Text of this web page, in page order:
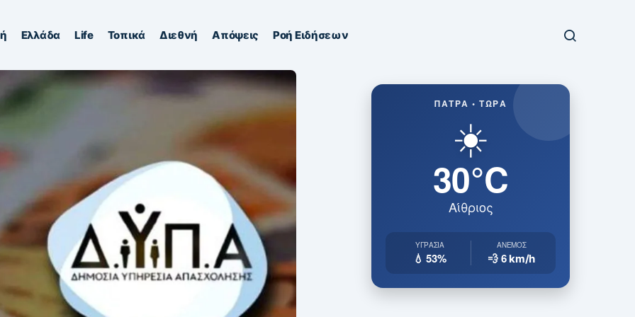
Ελλάδα Life Τοπικά Διεθνή Απόψεις Ροή Ειδήσεων
ΠΆΤΡΑ • ΤΏΡΑ
☀️
30°C
Αίθριος
ΥΓΡΑΣΊΑ
💧 53%
ΆΝΕΜΟΣ
💨 6km/h